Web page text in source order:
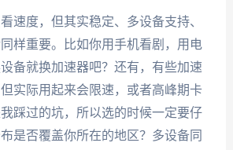
速度，但其实稳定、多设备支持、
样重要。比如你用手机看剧，用电
备就换加速器吧？还有，有些加速
实际用起来会限速，或者高峰期卡
踩过的坑，所以选的时候一定要仔
是否覆盖你所在的地区？多设备同